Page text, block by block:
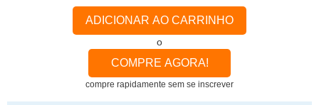
ADICIONAR AO CARRINHO
o
COMPRE AGORA!
compre rapidamente sem se inscrever